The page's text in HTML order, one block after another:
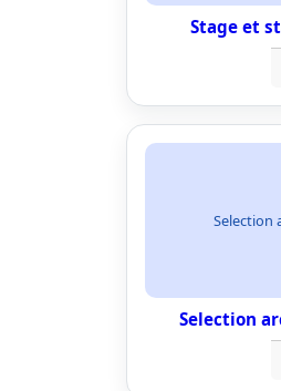
Stage et
Selection
Selection